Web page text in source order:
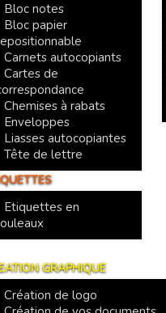
Bloc notes
Bloc papier
Carnets autocopiants
Cartes de
Chemises à rabats
Enveloppes
Liasses autocopiantes
Tête de lettre
Etiquettes en
GRAPHIQUE
Création de logo